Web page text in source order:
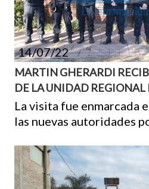
14/07/22
MARTIN GHERARDI
DE LA UNIDAD REGIONAL
La visita fue enmarcada
las nuevas autoridades